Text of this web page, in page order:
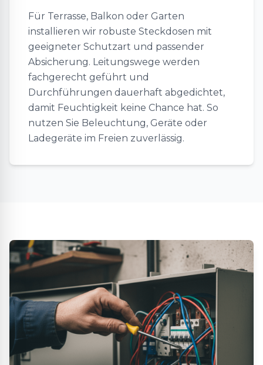
Für Terrasse, Balkon oder Garten
installieren wir robuste Steckdosen mit
geeigneter Schutzart und passender
Absicherung. Leitungswege werden
fachgerecht geführt und
Durchführungen dauerhaft abgedichtet,
damit Feuchtigkeit keine Chance hat. So
nutzen Sie Beleuchtung, Geräte oder
Ladegeräte im Freien zuverlässig.